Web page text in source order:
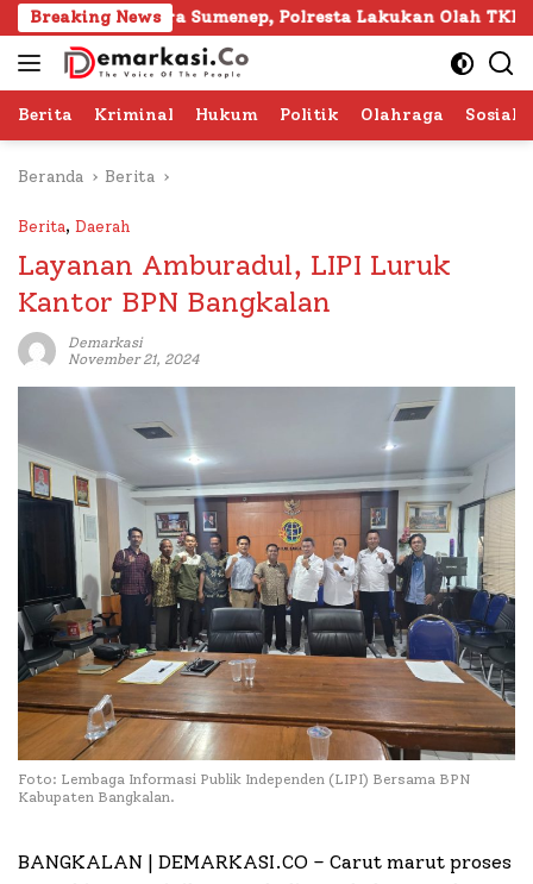
Langsung
ke
konten
Breaking News
Sumenep, Polresta Lakukan Olah TKP 103
Berita Kriminal Hukum Politik Olahraga Sosial
Beranda Berita
Berita, Daerah
Layanan Amburadul, LIPI Luruk
Kantor BPN Bangkalan
Demarkasi
November 21, 2024
Foto: Lembaga Informasi Publik Independen (LIPI) Bersama BPN
Kabupaten Bangkalan.
BANGKALAN | DEMARKASI.CO – Carut marut proses